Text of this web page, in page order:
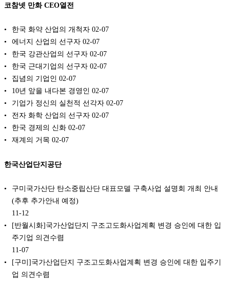
코참넷 만화 CEO열전
한국 화약 산업의 개척자 02-07
에너지 산업의 선구자 02-07
한국 강관산업의 선구자 02-07
한국 근대기업의 선구자 02-07
집념의 기업인 02-07
10년 앞을 내다본 경영인 02-07
기업가 정신의 실천적 선각자 02-07
전자 화학 산업의 선구자 02-07
한국 경제의 신화 02-07
재계의 거목 02-07
한국산업단지공단
구미국가산단 탄소중립산단 대표모델 구축사업 설명회 개최 안내
(추후 추가안내 예정)
11-12
[반월시화]국가산업단지 구조고도화사업계획 변경 승인에 대한 입
주기업 의견수렴
11-07
[구미]국가산업단지 구조고도화사업계획 변경 승인에 대한 입주기
업 의견수렴